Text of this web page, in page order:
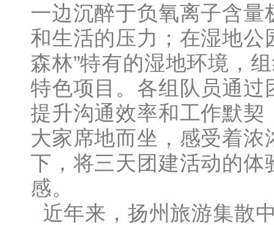
一边沉醉于负氧离子含
和生活的压力；在湿地公
森林”特有的湿地环境，
特色项目。各组队员通
提升沟通效率和工作默
大家席地而坐，感受着
下，将三天团建活动的
感。
近年来，扬州旅游集散